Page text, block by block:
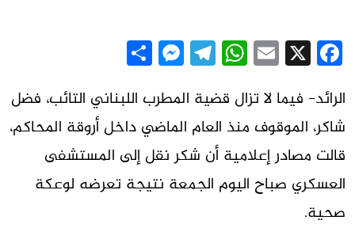
Facebook
X
Email
WhatsApp
Telegram
Messenger
الرائد- فيما لا تزال قضية المطرب اللبناني التائب، فضل
شاكر، الموقوف منذ العام الماضي داخل أروقة المحاكم،
قالت مصادر إعلامية أن شكر نقل إلى المستشفى
العسكري صباح اليوم الجمعة نتيجة تعرضه لوعكة
صحية.